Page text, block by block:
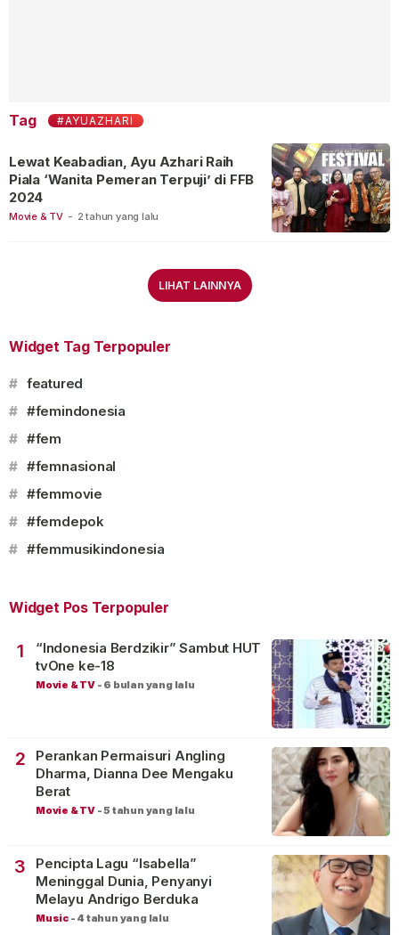
Tag #AYUAZHARI
Movie & TV - 2 tahun yang lalu
Lewat Keabadian, Ayu Azhari Raih
Piala ‘Wanita Pemeran Terpuji’ di FFB
2024
LIHAT LAINNYA
Widget Tag Terpopuler
# featured
# #femindonesia
# #fem
# #femnasional
# #femmovie
# #femdepok
# #femmusikindonesia
Widget Pos Terpopuler
1
“Indonesia Berdzikir” Sambut HUT
tvOne ke-18
Movie & TV - 6 bulan yang lalu
2
Perankan Permaisuri Angling
Dharma, Dianna Dee Mengaku
Berat
Movie & TV -5 tahun yang lalu
3
Pencipta Lagu “Isabella”
Meninggal Dunia, Penyanyi
Melayu Andrigo Berduka
Music - 4 tahun yang lalu